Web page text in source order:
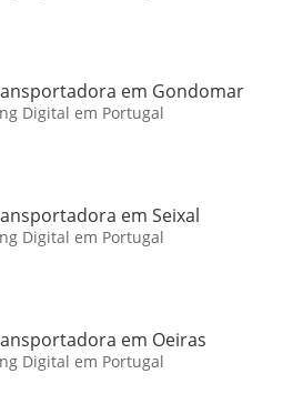
em Gondomar
Digital em Portugal
em Seixal
Digital em Portugal
em Oeiras
Digital em Portugal